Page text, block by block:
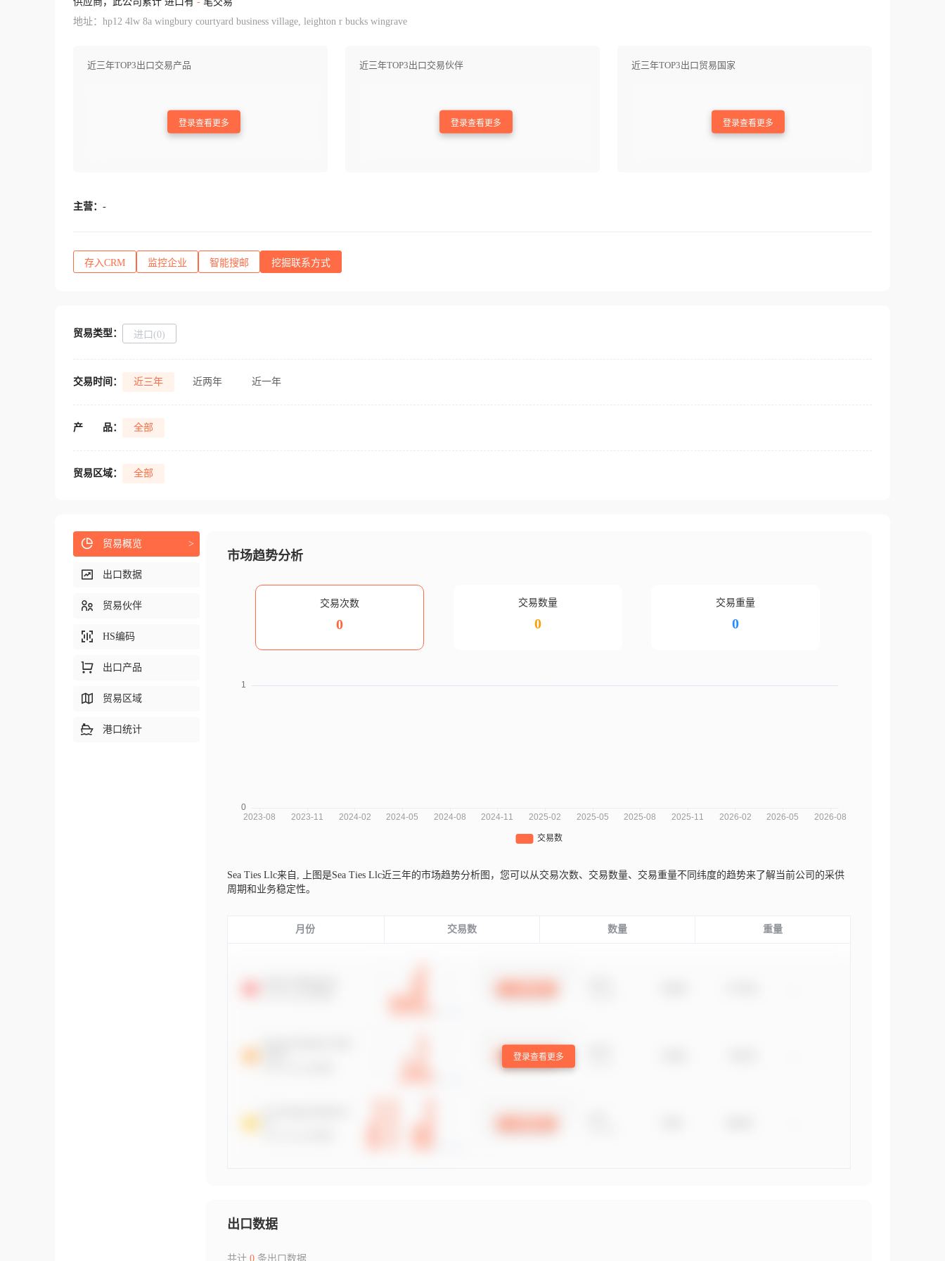
地址：hp12 4lw 8a wingbury courtyard business village, leighton r bucks wingrave
近三年TOP3出口交易产品
登录查看更多
近三年TOP3出口交易伙伴
登录查看更多
近三年TOP3出口贸易国家
登录查看更多
主营： -
存入CRM 监控企业 智能搜邮 挖掘联系方式
贸易类型： 进口(0)
交易时间： 近三年 近两年 近一年
产 品： 全部
贸易区域： 全部
市场趋势分析
交易次数
0
交易数量
0
交易重量
0
Sea Ties Llc来自,
上图是Sea Ties Llc近三年的市场趋势分析图，您可以从交易次数、交易数量、交易重量不同纬度的趋势来了解当前公司的采供
周期和业务稳定性。
月份 交易数 数量 重量
登录查看更多
出口数据
共计 0条出口数据
贸易概览 >
出口数据
贸易伙伴
HS编码
出口产品
贸易区域
港口统计